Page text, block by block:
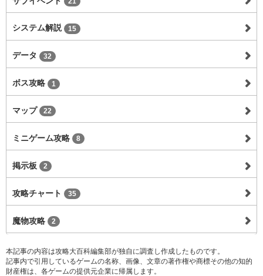
システム解説 15
データ 32
ボス攻略 1
マップ 22
ミニゲーム攻略 8
掲示板 2
攻略チャート 35
魔物攻略 2
本記事の内容は攻略大百科編集部が独自に調査し作成したものです。
記事内で引用しているゲームの名称、画像、文章の著作権や商標その他の知的
財産権は、各ゲームの提供元企業に帰属します。